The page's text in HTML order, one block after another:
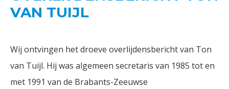
VAN TUIJL
Wij ontvingen het droeve overlijdensbericht van Ton
van Tuijl. Hij was algemeen secretaris van 1985 tot en
met 1991 van de Brabants-Zeeuwse